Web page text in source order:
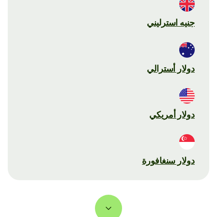
جنيه استرليني
دولار أسترالي
دولار أمريكي
دولار سنغافورة